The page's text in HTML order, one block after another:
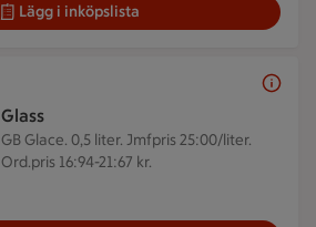
Lägg i inköpslista
Glass
GB Glace. 0,5 liter. Jmfpris 25:00/liter.
Ord.pris 16:94-21:67 kr.